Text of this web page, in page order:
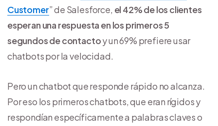
Customer” de Salesforce, el 42% de los clientes
esperan una respuesta en los primeros 5
segundos de contactoy un 69% prefiere usar
chatbots por la velocidad.
Pero un chatbot que responde rápido no alcanza.
Por eso los primeros chatbots, que eran rígidos y
respondían específicamente a palabras claves o